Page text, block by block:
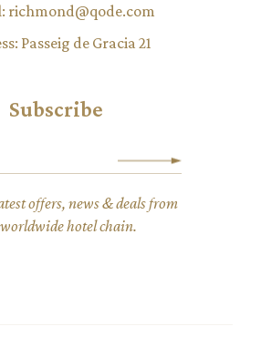
richmond@qode.com
Passeig de Gracia 21
Subscribe
offers, news & deals from
hotel chain.